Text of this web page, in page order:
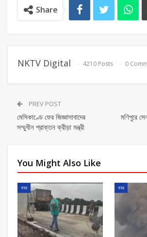
Share
NKTV Digital 4210 Posts 0
PREV POST
মেসিকাণ্ডে ফের জিজ্ঞাসাবাদের
সম্মুখীন প্রাক্তন ক্রীড়া মন্ত্রী
মণিপুরে
You Might Also Like
খবর খবর